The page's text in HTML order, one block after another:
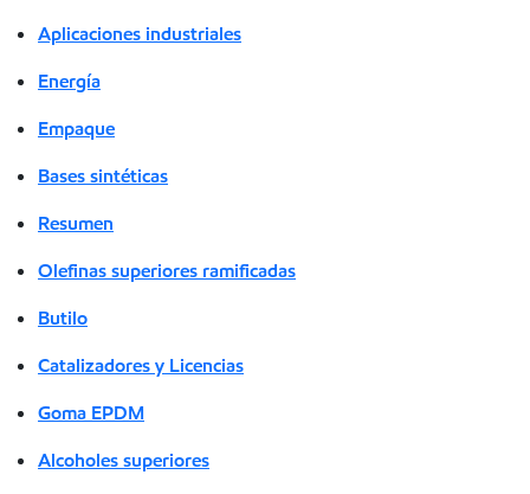
Aplicaciones industriales
Energía
Empaque
Bases sintéticas
Resumen
Olefinas superiores ramificadas
Butilo
Catalizadores y Licencias
Goma EPDM
Alcoholes superiores